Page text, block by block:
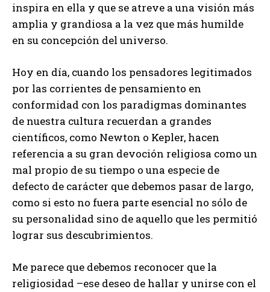
inspira en ella y que se atreve a una visión más
amplia y grandiosa a la vez que más humilde
en su concepción del universo.
Hoy en día, cuando los pensadores legitimados
por las corrientes de pensamiento en
conformidad con los paradigmas dominantes
de nuestra cultura recuerdan a grandes
científicos, como Newton o Kepler, hacen
referencia a su gran devoción religiosa como un
mal propio de su tiempo o una especie de
defecto de carácter que debemos pasar de largo,
como si esto no fuera parte esencial no sólo de
su personalidad sino de aquello que les permitió
lograr sus descubrimientos.
Me parece que debemos reconocer que la
religiosidad –ese deseo de hallar y unirse con el